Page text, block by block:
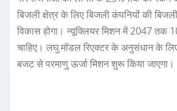
बिजली क्षेत्र के लिए बिजली कंपनियों की
विकास होगा। न्यूक्लियर मिशन में 2047 तक
चाहिए। लघु मॉडल रिएक्टर के अनुसंधान के
बजट से परमाणु ऊर्जा मिशन शुरू किया जाएगा।